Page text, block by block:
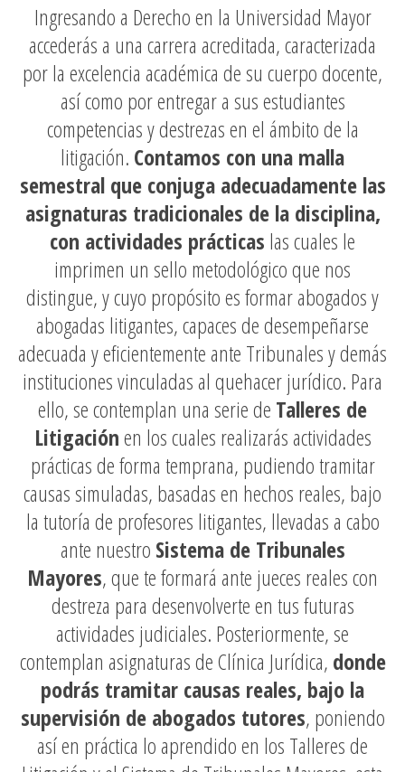
Ingresando a Derecho en la Universidad Mayor
accederás a una carrera acreditada, caracterizada
por la excelencia académica de su cuerpo docente,
así como por entregar a sus estudiantes
competencias y destrezas en el ámbito de la
litigación. Contamos con una malla
semestral que conjuga adecuadamente las
asignaturas tradicionales de la disciplina,
con actividades prácticas las cuales le
imprimen un sello metodológico que nos
distingue, y cuyo propósito es formar abogados y
abogadas litigantes, capaces de desempeñarse
adecuada y eficientemente ante Tribunales y demás
instituciones vinculadas al quehacer jurídico. Para
ello, se contemplan una serie de Talleres de
Litigaciónen los cuales realizarás actividades
prácticas de forma temprana, pudiendo tramitar
causas simuladas, basadas en hechos reales, bajo
la tutoría de profesores litigantes, llevadas a cabo
ante nuestro Sistema de Tribunales
Mayores, que te formará ante jueces reales con
destreza para desenvolverte en tus futuras
actividades judiciales. Posteriormente, se
contemplan asignaturas de Clínica Jurídica, donde
podrás tramitar causas reales, bajo la
supervisión de abogados tutores, poniendo
así en práctica lo aprendido en los Talleres de